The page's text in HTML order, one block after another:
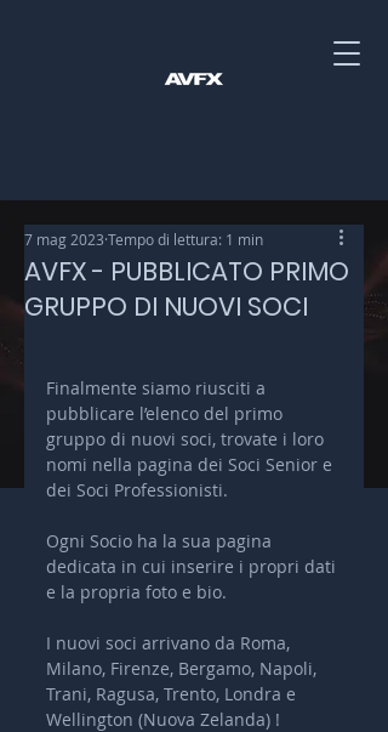
AVFX - PUBBLICATO PRIMO
GRUPPO DI NUOVI SOCI
7 mag 2023 Tempo di lettura: 1 min
Finalmente siamo riusciti a
pubblicare l’elenco del primo
gruppo di nuovi soci, trovate i loro
nomi nella pagina dei Soci Senior e
dei Soci Professionisti.
Ogni Socio ha la sua pagina
dedicata in cui inserire i propri dati
e la propria foto e bio.
I nuovi soci arrivano da Roma,
Milano, Firenze, Bergamo, Napoli,
Trani, Ragusa, Trento, Londra e
Wellington (Nuova Zelanda) !